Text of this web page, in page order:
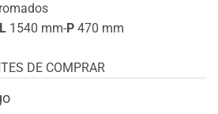
L 1540 mm-P 470 mm
DE COMPRAR